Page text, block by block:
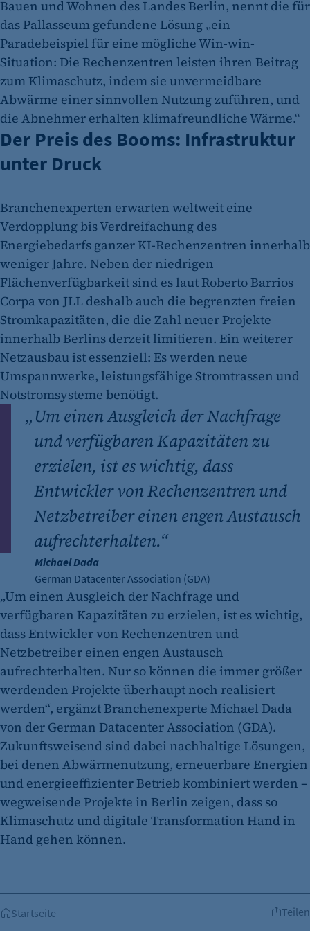
Besuchers, wenn auf der Seite des Kunden das
Tracking Opt-In ausgespielt wird. Wird auch
für ein eventuelles Opt-Out verwendet.
Cookie Laufzeit:
"no" - 50 Jahre "yes" - 480 Tage
fe_typo_user
Name:
fe_typo_user
Zweck:
Session-Cookie für die Verwaltung von
Benutzer-Sessions (z. B. bei Login, Umfrage
oder Formularen). Wird auch bei Caching zur
Identifizierung verwendet.
Cookie Laufzeit:
Session
Cookie Consent
cookie_consent
Dieser Cookie speichert die ausgewählten
Einverständnis-Optionen des Benutzers
Cookie Laufzeit:
1 Jahr
etracker Analytics
Name:
et_oi_v2
Anbieter:
etracker GmbH
Zweck:
Cookie Laufzeit:
2 Jahre
etracker Analytics
Anbieter:
Bauen und Wohnen des Landes Berlin, nennt die für
das Pallasseum gefundene Lösung „ein
Paradebeispiel für eine mögliche Win-win-
Situation: Die Rechenzentren leisten ihren Beitrag
zum Klimaschutz, indem sie unvermeidbare
Abwärme einer sinnvollen Nutzung zuführen, und
die Abnehmer erhalten klimafreundliche Wärme.“
Der Preis des Booms: Infrastruktur
unter Druck
Branchenexperten erwarten weltweit eine
Verdopplung bis Verdreifachung des
Energiebedarfs ganzer KI-Rechenzentren innerhalb
weniger Jahre. Neben der niedrigen
Flächenverfügbarkeit sind es laut Roberto Barrios
Corpa von JLL deshalb auch die begrenzten freien
Stromkapazitäten, die die Zahl neuer Projekte
innerhalb Berlins derzeit limitieren. Ein weiterer
Netzausbau ist essenziell: Es werden neue
Umspannwerke, leistungsfähige Stromtrassen und
Notstromsysteme benötigt.
„Um einen Ausgleich der Nachfrage
und verfügbaren Kapazitäten zu
erzielen, ist es wichtig, dass
Entwickler von Rechenzentren und
Netzbetreiber einen engen Austausch
aufrechterhalten.“
Michael Dada
German Datacenter Association (GDA)
„Um einen Ausgleich der Nachfrage und
verfügbaren Kapazitäten zu erzielen, ist es wichtig,
dass Entwickler von Rechenzentren und
Netzbetreiber einen engen Austausch
aufrechterhalten. Nur so können die immer größer
werdenden Projekte überhaupt noch realisiert
werden“, ergänzt Branchenexperte Michael Dada
von der German Datacenter Association (GDA).
Zukunftsweisend sind dabei nachhaltige Lösungen,
bei denen Abwärmenutzung, erneuerbare Energien
und energieeffizienter Betrieb kombiniert werden –
wegweisende Projekte in Berlin zeigen, dass so
Klimaschutz und digitale Transformation Hand in
Hand gehen können.
Startseite Teilen